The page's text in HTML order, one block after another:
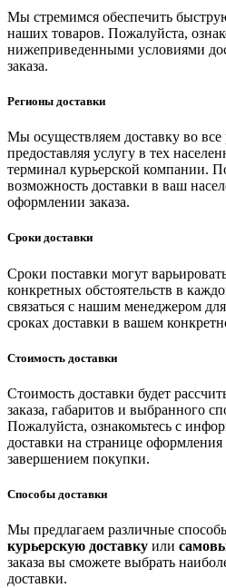
Мы стремимся обеспечить
наших товаров. Пожалуйста,
нижеприведенными условиями
заказа.
Регионы доставки
Мы осуществляем доставку во все
предоставляя услугу в тех
терминал курьерской компании.
возможность доставки в ваш
оформлении заказа.
Сроки доставки
Сроки поставки могут
конкретных обстоятельств в
связаться с нашим менеджером
сроках доставки в вашем
Стоимость доставки
Стоимость доставки будет
заказа, габаритов и выбранного
Пожалуйста, ознакомьтесь с
доставки на странице оформления
завершением покупки.
Способы доставки
Мы предлагаем различные
курьерскую доставку или
заказа вы сможете выбрать
доставки.